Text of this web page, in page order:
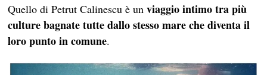
Quello di Petrut Calinescu è unviaggio intimo tra più
culture bagnate tutte dallo stesso mare che diventa il
loro punto in comune.